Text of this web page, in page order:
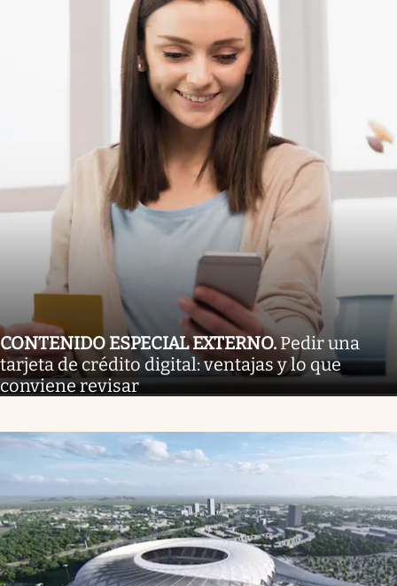
CONTENIDO ESPECIAL EXTERNO.Pedir una
tarjeta de crédito digital: ventajas y lo que
conviene revisar